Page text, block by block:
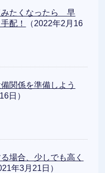
みたくなったら 早
配！
（2022年2月16
関係を準備しよう
日）
場合、少しでも高く
年3月21日）